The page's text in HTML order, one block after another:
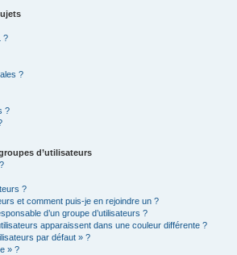
?
?
?
d’utilisateurs
?
et comment puis-je en rejoindre un ?
d’un groupe d’utilisateurs ?
apparaissent dans une couleur différente ?
par défaut » ?
» ?